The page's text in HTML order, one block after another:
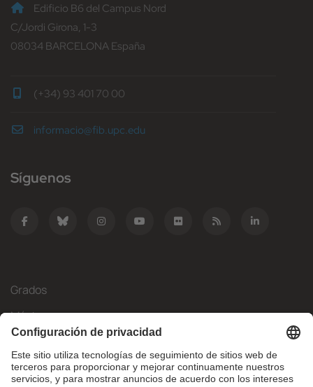
Edificio B6 del Campus Nord
C/Jordi Girona, 1-3
08034 BARCELONA España
(+34) 93 401 70 00
informacio@fib.upc.edu
Síguenos
Grados
Másteres
Movilidad Internacional
Investigación